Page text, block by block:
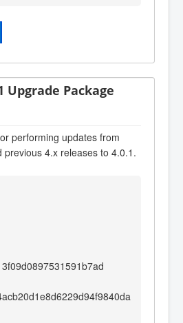
Upgrade Package
performing updates from
previous 4.x releases to 4.0.1.